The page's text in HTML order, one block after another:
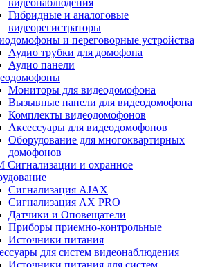
видеонаблюдения
Гибридные и аналоговые
видеорегистраторы
и переговорные устройства
Аудио трубки для домофона
Аудио панели
Мониторы для видеодомофона
Вызывные панели для видеодомофона
Комплекты видеодомофонов
Аксессуары для видеодомофонов
Оборудование для многоквартирных
домофонов
Сигнализации и охранное
Сигнализация AJAX
Сигнализация AX PRO
Датчики и Оповещатели
Приборы приемно-контрольные
Источники питания
для систем видеонаблюдения